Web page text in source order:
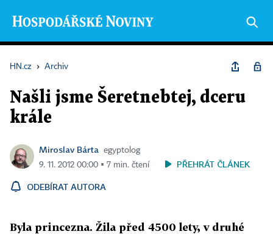
HN.cz › Archiv
Našli jsme Šeretnebtej, dceru
krále
Miroslav Bárta
egyptolog
9. 11. 2012 00:00 ▪ 7 min. čtení
PŘEHRÁT ČLÁNEK
ODEBÍRAT AUTORA
Byla princezna. Žila před 4500 lety, v druhé